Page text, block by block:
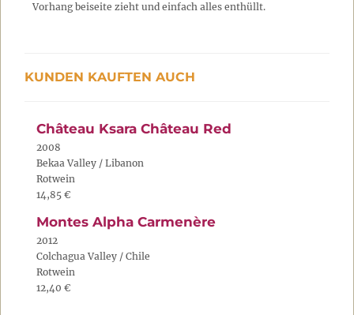
Vorhang beiseite zieht und einfach alles enthüllt.
KUNDEN KAUFTEN AUCH
Château Ksara Château Red
2008
Bekaa Valley / Libanon
Rotwein
14,85 €
Montes Alpha Carmenère
2012
Colchagua Valley / Chile
Rotwein
12,40 €